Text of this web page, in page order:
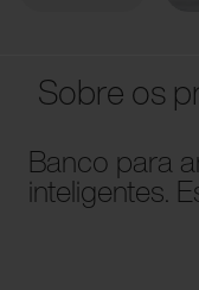
Sobre os
Banco para
inteligentes.